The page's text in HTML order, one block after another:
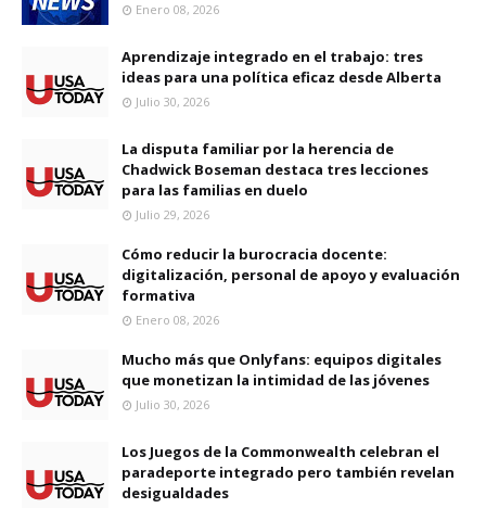
Enero 08, 2026
Aprendizaje integrado en el trabajo: tres
ideas para una política eficaz desde Alberta
Julio 30, 2026
La disputa familiar por la herencia de
Chadwick Boseman destaca tres lecciones
para las familias en duelo
Julio 29, 2026
Cómo reducir la burocracia docente:
digitalización, personal de apoyo y evaluación
formativa
Enero 08, 2026
Mucho más que Onlyfans: equipos digitales
que monetizan la intimidad de las jóvenes
Julio 30, 2026
Los Juegos de la Commonwealth celebran el
paradeporte integrado pero también revelan
desigualdades